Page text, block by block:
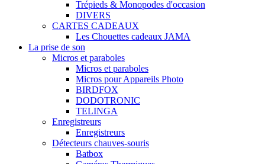
Trépieds & Monopodes d'occasion
DIVERS
CARTES CADEAUX
Les Chouettes cadeaux JAMA
La prise de son
Micros et paraboles
Micros et paraboles
Micros pour Appareils Photo
BIRDFOX
DODOTRONIC
TELINGA
Enregistreurs
Enregistreurs
Détecteurs chauves-souris
Batbox